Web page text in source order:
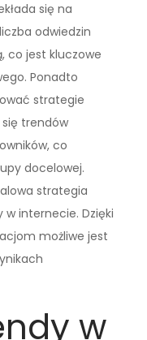
się na
odwiedzin
co jest kluczowe
Ponadto
strategie
trendów
co
docelowej.
strategia
internecie. Dzięki
możliwe jest
w